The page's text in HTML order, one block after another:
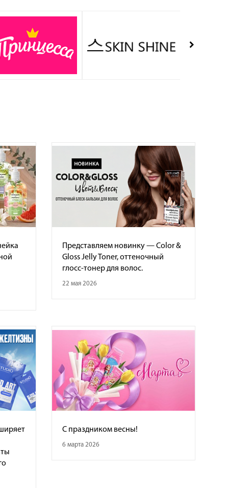
Представляем новинку — Color &
Gloss Jelly Toner, оттеночный
глосс-тонер для волос.
22 мая 2026
С праздником весны!
6 марта 2026